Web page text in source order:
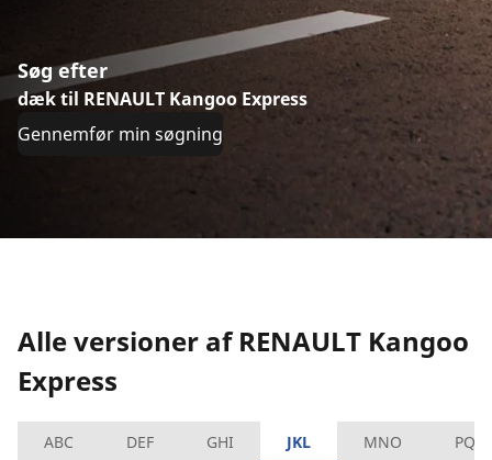
Søg efter
dæk til RENAULT Kangoo Express
Gennemfør min søgning
Alle versioner af RENAULT Kangoo
Express
ABC DEF GHI JKL MNO